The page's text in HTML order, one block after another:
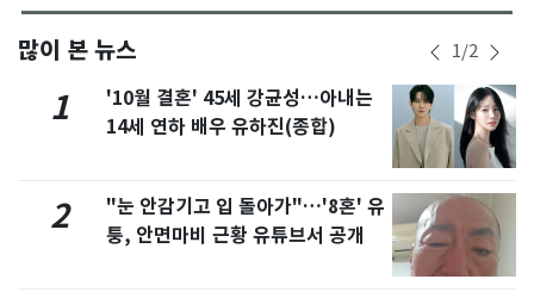
많이 본 뉴스 1/2
1
'10월 결혼' 45세 강균성…아내는
14세 연하 배우 유하진(종합)
2
"눈 안감기고 입 돌아가"…'8혼' 유
퉁, 안면마비 근황 유튜브서 공개